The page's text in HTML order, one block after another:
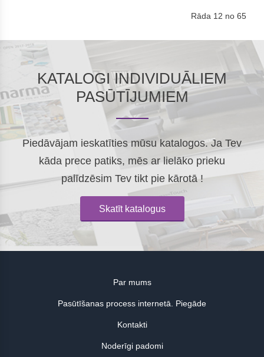
Rāda 12 no 65
KATALOGI INDIVIDUĀLIEM
PASŪTĪJUMIEM
Piedāvājam ieskatīties mūsu katalogos. Ja Tev
kāda prece patiks, mēs ar lielāko prieku
palīdzēsim Tev tikt pie kārotā !
Skatīt katalogus
Par mums
Pasūtīšanas process internetā. Piegāde
Kontakti
Noderīgi padomi